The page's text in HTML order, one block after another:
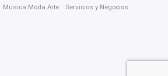
Música Moda Arte Servicios y Negocios